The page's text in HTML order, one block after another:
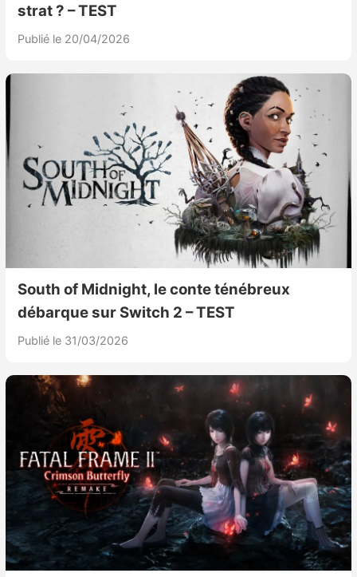
strat ? – TEST
Publié le 20/04/2026
South of Midnight, le conte ténébreux
débarque sur Switch 2 – TEST
Publié le 31/03/2026